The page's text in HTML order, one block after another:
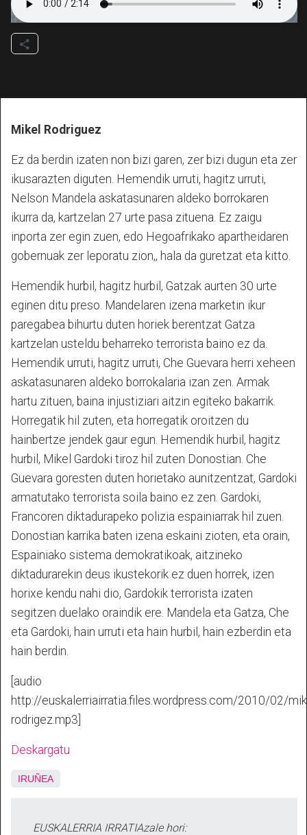
Mikel Rodriguez
Ez da berdin izaten non bizi garen, zer bizi dugun eta zer
ikusarazten diguten. Hemendik urruti, hagitz urruti,
Nelson Mandela askatasunaren aldeko borrokaren
ikurra da, kartzelan 27 urte pasa zituena. Ez zaigu
inporta zer egin zuen, edo Hegoafrikako apartheidaren
gobernuak zer leporatu zion,, hala da guretzat eta kitto.
Hemendik hurbil, hagitz hurbil, Gatzak aurten 30 urte
eginen ditu preso. Mandelaren izena marketin ikur
paregabea bihurtu duten horiek berentzat Gatza
kartzelan usteldu beharreko terrorista baino ez da.
Hemendik urruti, hagitz urruti, Che Guevara herri xeheen
askatasunaren aldeko borrokalaria izan zen. Armak
hartu zituen, baina injustiziari aitzin egiteko bakarrik.
Horregatik hil zuten, eta horregatik oroitzen du
hainbertze jendek gaur egun. Hemendik hurbil, hagitz
hurbil, Mikel Gardoki tiroz hil zuten Donostian. Che
Guevara goresten duten horietako aunitzentzat, Gardoki
armatutako terrorista soila baino ez zen. Gardoki,
Francoren diktadurapeko polizia espainiarrak hil zuen.
Donostian karrika baten izena eskaini zioten, eta orain,
Espainiako sistema demokratikoak, aitzineko
diktadurarekin deus ikustekorik ez duen horrek, izen
horixe kendu nahi dio, Gardokik terrorista izaten
segitzen duelako oraindik ere. Mandela eta Gatza, Che
eta Gardoki, hain urruti eta hain hurbil, hain ezberdin eta
hain berdin.
[audio
http://euskalerriairratia.files.wordpress.com/2010/02/
rodrigez.mp3]
Deskargatu
IRUÑEA
EUSKALERRIA IRRATIAzale hori: